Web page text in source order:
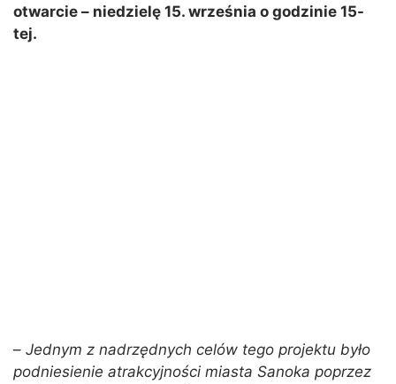
otwarcie – niedzielę 15. września o godzinie 15-
tej.
– Jednym z nadrzędnych celów tego projektu było
podniesienie atrakcyjności miasta Sanoka poprzez